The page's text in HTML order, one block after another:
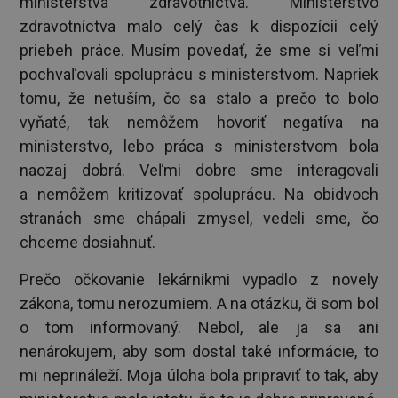
zdravotníctva malo celý čas k dispozícii celý
priebeh práce. Musím povedať, že sme si veľmi
pochvaľovali spoluprácu s ministerstvom. Napriek
tomu, že netuším, čo sa stalo a prečo to bolo
vyňaté, tak nemôžem hovoriť negatíva na
ministerstvo, lebo práca s ministerstvom bola
naozaj dobrá. Veľmi dobre sme interagovali
a nemôžem kritizovať spoluprácu. Na obidvoch
stranách sme chápali zmysel, vedeli sme, čo
chceme dosiahnuť.
Prečo očkovanie lekárnikmi vypadlo z novely
zákona, tomu nerozumiem. A na otázku, či som bol
o tom informovaný. Nebol, ale ja sa ani
nenárokujem, aby som dostal také informácie, to
mi neprináleží. Moja úloha bola pripraviť to tak, aby